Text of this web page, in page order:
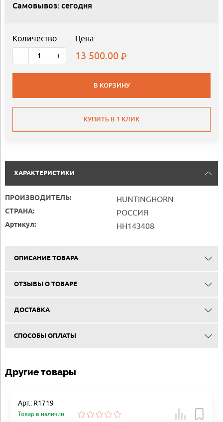
Самовывоз: сегодня
Количество:
- +
Цена:
13 500.00
В КОРЗИНУ
КУПИТЬ В 1 КЛИК
ХАРАКТЕРИСТИКИ
ПРОИЗВОДИТЕЛЬ: HUNTINGHORN
СТРАНА: РОССИЯ
Артикул: HH143408
ОПИСАНИЕ ТОВАРА
ОТЗЫВЫ О ТОВАРЕ
ДОСТАВКА
СПОСОБЫ ОПЛАТЫ
Другие товары
Арт.: R1719
Товар в наличии